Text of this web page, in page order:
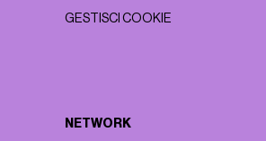
GESTISCI COOKIE
NETWORK